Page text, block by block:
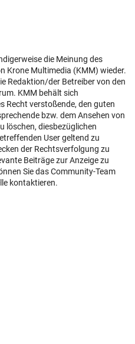
die Meinung des
Krone Multimedia (KMM) wieder.
Redaktion/der Betreiber von den
KMM behält sich
Recht verstoßende, den guten
bzw. dem Ansehen von
löschen, diesbezüglichen
User geltend zu
der Rechtsverfolgung zu
Beiträge zur Anzeige zu
Sie das Community-Team
kontaktieren.